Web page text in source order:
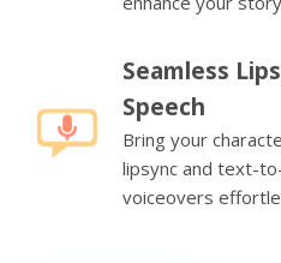
Seamless
Speech
Bring your
lipsync and text-
voiceovers